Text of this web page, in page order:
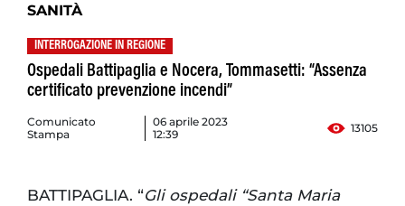
SANITÀ
INTERROGAZIONE IN REGIONE
Ospedali Battipaglia e Nocera, Tommasetti: “Assenza
certificato prevenzione incendi”
Comunicato
Stampa
06 aprile 2023
12:39
13105
BATTIPAGLIA. “Gli ospedali “Santa Maria